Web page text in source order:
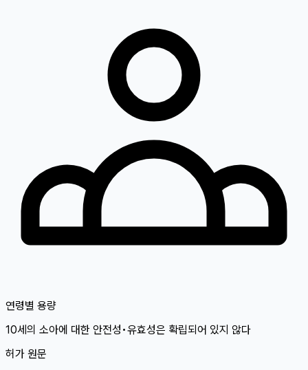
연령별 용량
10세의 소아에 대한 안전성•유효성은 확립되어 있지 않다
허가 원문